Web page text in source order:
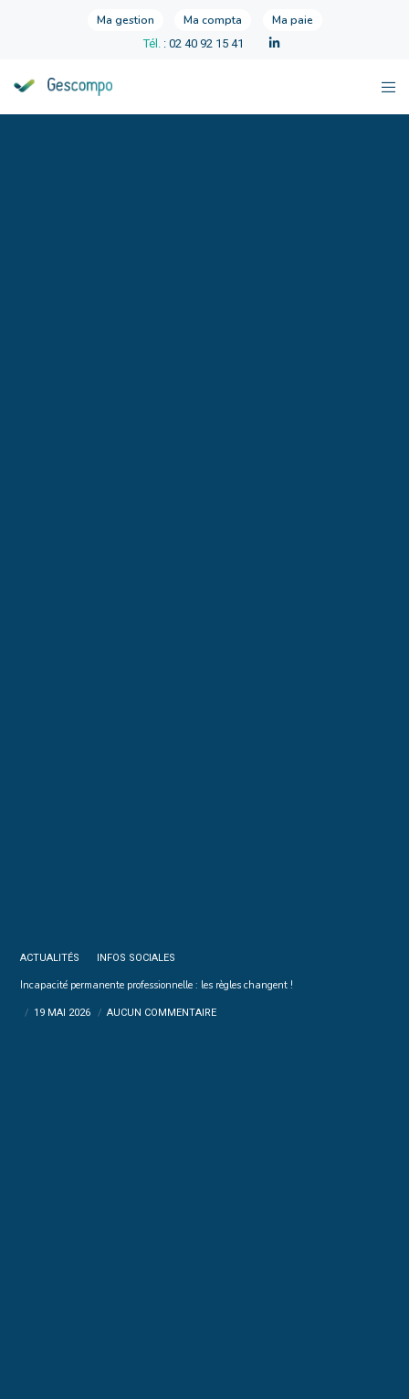
Ma gestion Ma compta Ma paie
Tél. : 02 40 92 15 41
ACTUALITÉS INFOS SOCIALES
Incapacité permanente professionnelle : les règles changent !
19 MAI 2026 AUCUN COMMENTAIRE